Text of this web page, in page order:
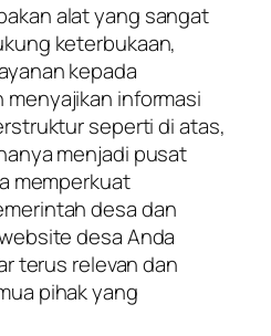
alat yang sangat
keterbukaan,
kepada
menyajikan informasi
seperti di atas,
menjadi pusat
memperkuat
desa dan
desa Anda
terus relevan dan
pihak yang